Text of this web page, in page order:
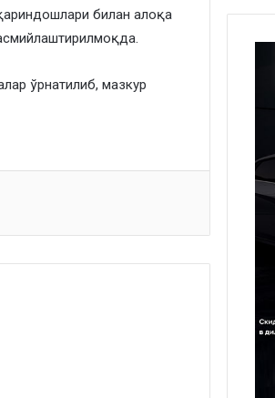
билан алоқа
ўрнатилиб, мазкур